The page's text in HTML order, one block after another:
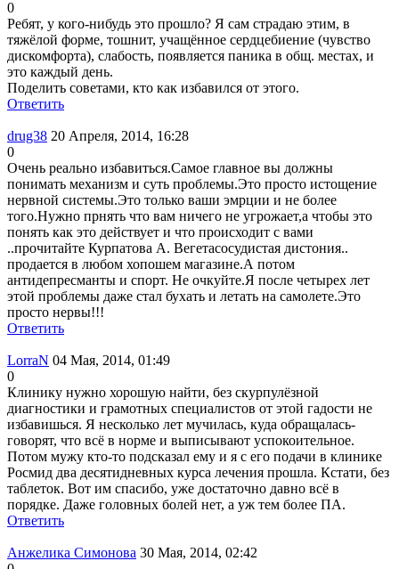
0
Ребят, у кого-нибудь это прошло? Я сам страдаю этим, в
тяжёлой форме, тошнит, учащённое сердцебиение (чувство
дискомфорта), слабость, появляется паника в общ. местах, и
это каждый день.
Поделить советами, кто как избавился от этого.
Ответить
drug38 20 Апреля, 2014, 16:28
0
Очень реально избавиться.Самое главное вы должны
понимать механизм и суть проблемы.Это просто истощение
нервной системы.Это только ваши эмрции и не более
того.Нужно прнять что вам ничего не угрожает,а чтобы это
понять как это действует и что происходит с вами
..прочитайте Курпатова А. Вегетасосудистая дистония..
продается в любом хопошем магазине.А потом
антидепресманты и спорт. Не очкуйте.Я после четырех лет
этой проблемы даже стал бухать и летать на самолете.Это
просто нервы!!!
Ответить
LorraN 04 Мая, 2014, 01:49
0
Клинику нужно хорошую найти, без скурпулёзной
диагностики и грамотных специалистов от этой гадости не
избавишься. Я несколько лет мучилась, куда обращалась-
говорят, что всё в норме и выписывают успокоительное.
Потом мужу кто-то подсказал ему и я с его подачи в клинике
Росмид два десятидневных курса лечения прошла. Кстати, без
таблеток. Вот им спасибо, уже достаточно давно всё в
порядке. Даже головных болей нет, а уж тем более ПА.
Ответить
Анжелика Симонова 30 Мая, 2014, 02:42